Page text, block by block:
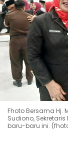
Fhoto Bersama Hj.
Sudiono,
baru-baru ini.